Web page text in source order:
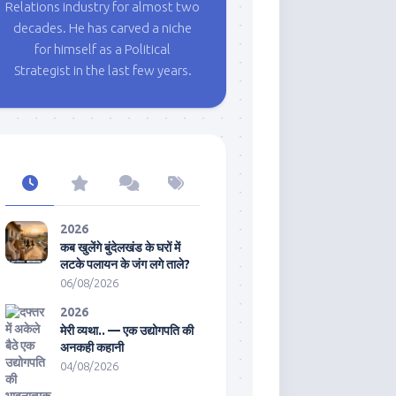
Relations industry for almost two
decades. He has carved a niche
for himself as a Political
Strategist in the last few years.
2026
कब खुलेंगे बुंदेलखंड के घरों में
लटके पलायन के जंग लगे ताले?
06/08/2026
2026
मेरी व्यथा.. — एक उद्योगपति की
अनकही कहानी
04/08/2026